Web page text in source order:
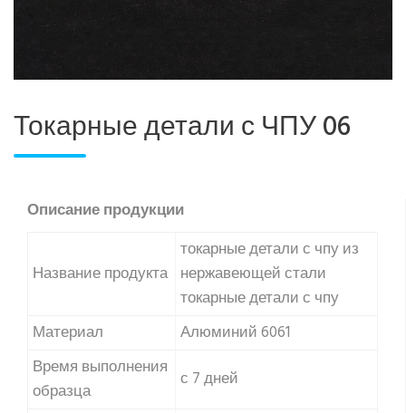
Токарные детали с ЧПУ 06
Описание продукции
Название продукта
токарные детали с чпу из
нержавеющей стали
токарные детали с чпу
Материал
Алюминий 6061
Время выполнения
образца
с 7 дней